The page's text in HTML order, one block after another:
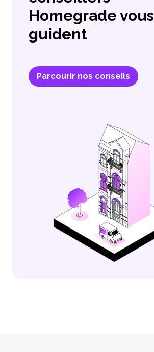
Homegrade vous
guident
Parcourir nos conseils